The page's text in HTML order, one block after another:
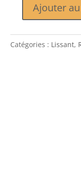
quantité
BLOW
Ajouter
Catégories : Lissant,